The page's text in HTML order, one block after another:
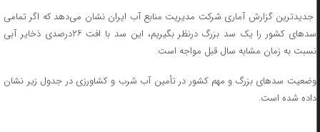
جدیدترین گزارش آماری شرکت مدیریت منابع آب ایران نشان می‌دهد که اگر تمامی
سدهای کشور را یک سد بزرگ درنظر بگیریم، این سد با افت ۲۶درصدی ذخایر آبی
نسبت به زمان مشابه سال قبل مواجه است.
وضعیت سدهای بزرگ و مهم کشور در تأمین آب شرب و کشاورزی در جدول زیر نشان
داده شده است.